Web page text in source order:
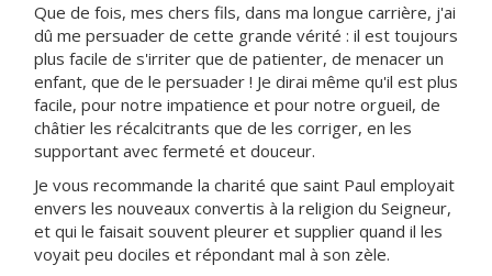
Que de fois, mes chers fils, dans ma longue carrière, j'ai
dû me persuader de cette grande vérité : il est toujours
plus facile de s'irriter que de patienter, de menacer un
enfant, que de le persuader ! Je dirai même qu'il est plus
facile, pour notre impatience et pour notre orgueil, de
châtier les récalcitrants que de les corriger, en les
supportant avec fermeté et douceur.
Je vous recommande la charité que saint Paul employait
envers les nouveaux convertis à la religion du Seigneur,
et qui le faisait souvent pleurer et supplier quand il les
voyait peu dociles et répondant mal à son zèle.